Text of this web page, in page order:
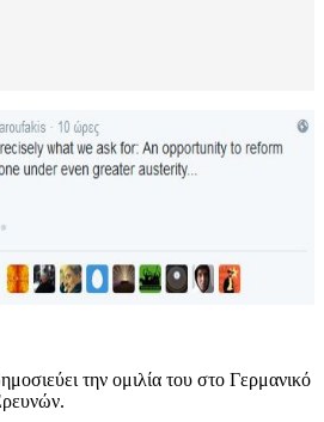
την ομιλία του στο Γερμανικό